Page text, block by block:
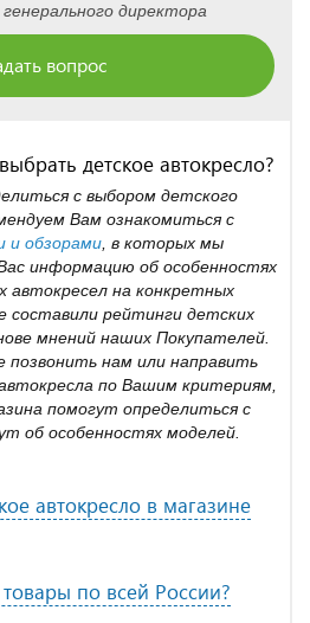
директора
вопрос
детское автокресло?
с выбором детского
Вам ознакомиться с
и обзорами , в которых мы
информацию об особенностях
автокресел на конкретных
составили рейтинги детских
мнений наших Покупателей.
нам или направить
по Вашим критериям,
помогут определиться с
об особенностях моделей.
автокресло в магазине
по всей России?